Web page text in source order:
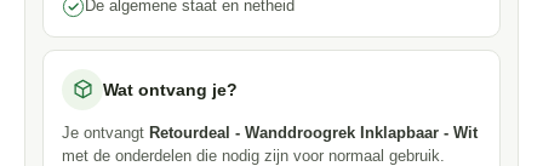
De algemene staat en netheid
Wat ontvang je?
Je ontvangt Retourdeal - Wanddroogrek Inklapbaar - Wit
met de onderdelen die nodig zijn voor normaal gebruik.